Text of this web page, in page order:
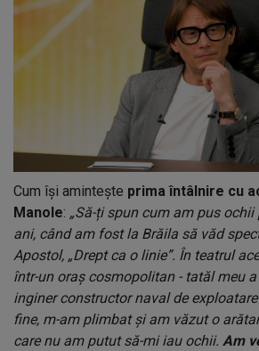
Cum își amintește prima întâlnire cu
Manole: „Să-ți spun cum am pus
ani, când am fost la Brăila să văd
Apostol, „Drept ca o linie”. În teatrul
într-un oraș cosmopolitan - tatăl meu
inginer constructor naval de
fine, m-am plimbat și am văzut o
care nu am putut să-mi iau ochii. Am